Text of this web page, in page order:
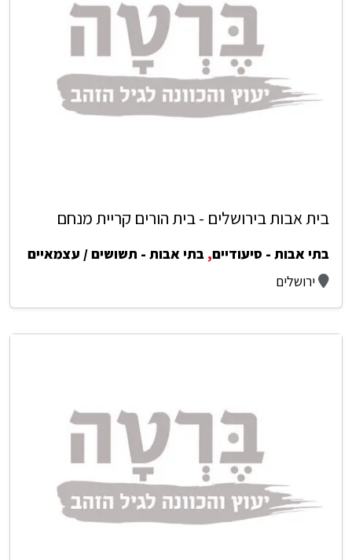
בית אבות בירושלים - בית הורים קריית מנחם
בתי אבות - סיעודיים, בתי אבות - תשושים / עצמאיים
ירושלים